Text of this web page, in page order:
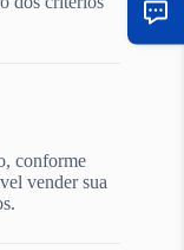
conforme
vender sua